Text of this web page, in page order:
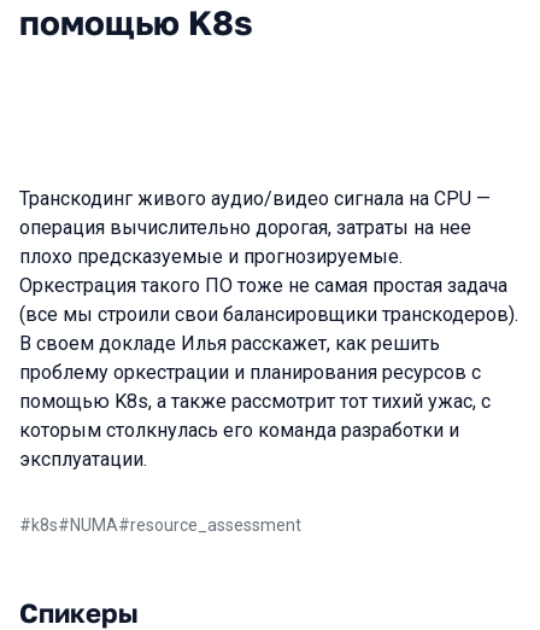
помощью K8s
Транскодинг живого аудио/видео сигнала на CPU —
операция вычислительно дорогая, затраты на нее
плохо предсказуемые и прогнозируемые.
Оркестрация такого ПО тоже не самая простая задача
(все мы строили свои балансировщики транскодеров).
В своем докладе Илья расскажет, как решить
проблему оркестрации и планирования ресурсов с
помощью K8s, а также рассмотрит тот тихий ужас, с
которым столкнулась его команда разработки и
эксплуатации.
#k8s#NUMA#resource_assessment
Спикеры